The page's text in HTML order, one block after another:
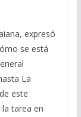
expresó
se está
La
este
tarea en